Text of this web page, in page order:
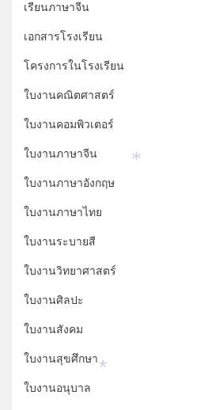
เรียนภาษาจีน
เอกสารโรงเรียน
โครงการในโรงเรียน
ใบงานคณิตศาสตร์
ใบงานคอมพิวเตอร์
ใบงานภาษาจีน
ใบงานภาษาอังกฤษ
ใบงานภาษาไทย
ใบงานระบายสี
ใบงานวิทยาศาสตร์
ใบงานศิลปะ
ใบงานสังคม
ใบงานสุขศึกษา
ใบงานอนุบาล